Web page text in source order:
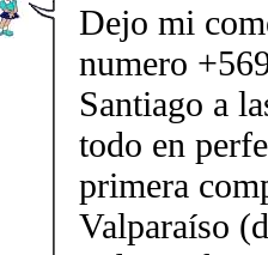
Dejo mi
numero
Santiago a
todo en
primera
Valparaíso